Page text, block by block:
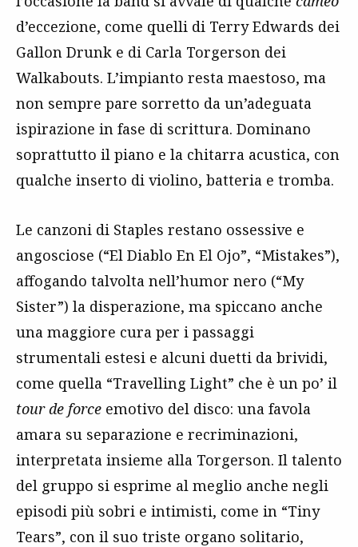
d’eccezione, come quelli di Terry Edwards dei
Gallon Drunk e di Carla Torgerson dei
Walkabouts. L’impianto resta maestoso, ma
non sempre pare sorretto da un’adeguata
ispirazione in fase di scrittura. Dominano
soprattutto il piano e la chitarra acustica, con
qualche inserto di violino, batteria e tromba.
Le canzoni di Staples restano ossessive e
angosciose (“El Diablo En El Ojo”, “Mistakes”),
affogando talvolta nell’humor nero (“My
Sister”) la disperazione, ma spiccano anche
una maggiore cura per i passaggi
strumentali estesi e alcuni duetti da brividi,
come quella “Travelling Light” che è un po’ il
tour de force emotivo del disco: una favola
amara su separazione e recriminazioni,
interpretata insieme alla Torgerson. Il talento
del gruppo si esprime al meglio anche negli
episodi più sobri e intimisti, come in “Tiny
Tears”, con il suo triste organo solitario,